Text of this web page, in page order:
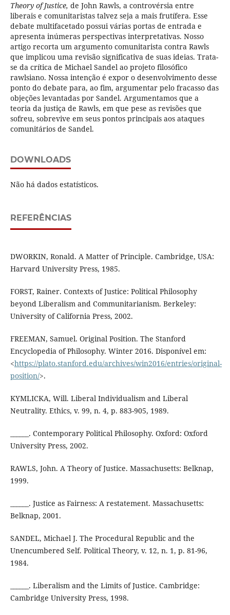
Theory of Justice, de John Rawls, a controvérsia entre
liberais e comunitaristas talvez seja a mais frutífera. Esse
debate multifacetado possui várias portas de entrada e
apresenta inúmeras perspectivas interpretativas. Nosso
artigo recorta um argumento comunitarista contra Rawls
que implicou uma revisão significativa de suas ideias. Trata-
se da crítica de Michael Sandel ao projeto filosófico
rawlsiano. Nossa intenção é expor o desenvolvimento desse
ponto do debate para, ao fim, argumentar pelo fracasso das
objeções levantadas por Sandel. Argumentamos que a
teoria da justiça de Rawls, em que pese as revisões que
sofreu, sobrevive em seus pontos principais aos ataques
comunitários de Sandel.
DOWNLOADS
Não há dados estatísticos.
REFERÊNCIAS
DWORKIN, Ronald. A Matter of Principle. Cambridge, USA:
Harvard University Press, 1985.
FORST, Rainer. Contexts of Justice: Political Philosophy
beyond Liberalism and Communitarianism. Berkeley:
University of California Press, 2002.
FREEMAN, Samuel. Original Position. The Stanford
Encyclopedia of Philosophy. Winter 2016. Disponível em:
<https://plato.stanford.edu/archives/win2016/entries/original-
position/>.
KYMLICKA, Will. Liberal Individualism and Liberal
Neutrality. Ethics, v. 99, n. 4, p. 883-905, 1989.
______. Contemporary Political Philosophy. Oxford: Oxford
University Press, 2002.
RAWLS, John. A Theory of Justice. Massachusetts: Belknap,
1999.
______. Justice as Fairness: A restatement. Massachusetts:
Belknap, 2001.
SANDEL, Michael J. The Procedural Republic and the
Unencumbered Self. Political Theory, v. 12, n. 1, p. 81-96,
1984.
______. Liberalism and the Limits of Justice. Cambridge:
Cambridge University Press, 1998.